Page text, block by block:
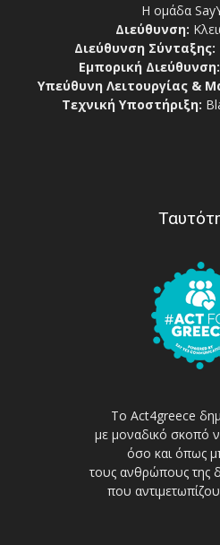
Η ομάδα
Διεύθυνση:
Διεύθυνση Σύνταξης:
Εμπορική Διεύθυνση:
Υπεύθυνη Λειτουργίας &
Τεχνική Υποστήριξη:
Το Act4greece
με μοναδικό σκοπό
όσο και όπως
τους ανθρώπους της
που